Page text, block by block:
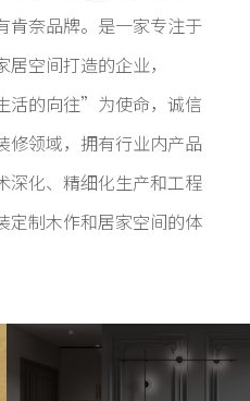
肯奈品牌。是一家专注于
空间打造的企业，
活的向往”为使命，诚信
修领域，拥有行业内产品
深化、精细化生产和工程
定制木作和居家空间的体